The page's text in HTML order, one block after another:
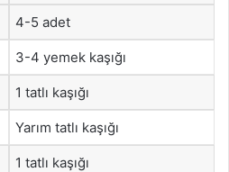
4-5 adet
3-4 yemek kaşığı
1 tatlı kaşığı
Yarım tatlı kaşığı
1 tatlı kaşığı